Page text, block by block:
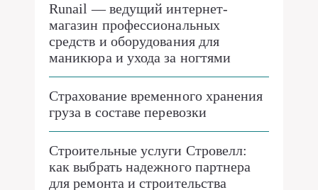
Runail — ведущий интернет-
магазин профессиональных
средств и оборудования для
маникюра и ухода за ногтями
Страхование временного хранения
груза в составе перевозки
Строительные услуги Стровелл:
как выбрать надежного партнера
для ремонта и строительства